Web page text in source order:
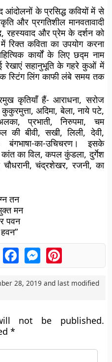
आंदोलनों के प्रसिद्ध कवियों में से
और प्रगतिशील मानवतावादी
रहस्यवाद और प्रेम के दर्शन को
रिक्त कविता का उपयोग करना
कार्यों के लिए छद्म नाम
रेखाएं सहानुभूति के गहरे कुओं में
स्टिंग लिंग काफी लंबे समय तक
कृतियाँ हैं- आराधना, सरोज
अदिमा, बेला, नाये पटे,
प्रभाती, निरुपमा, चम
की बीवी, सखी, लिली, देवी,
बंगभाषा-का-उचिचरण। इसके
का विल, कपल कुंडला, दुर्गेश
चौधरानी, चंद्रशेखर, रजनी, का
तन
मन
पवन
FacebookMessengerPinterest
28, 2019 and last modified
not be published.
*